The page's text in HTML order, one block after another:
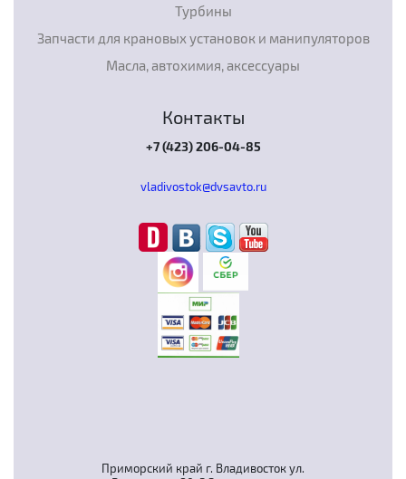
Приморский край г. Владивосток ул.
Турбины
Запчасти для крановых установок и манипуляторов
Масла, автохимия, аксессуары
Контакты
+7 (423) 206-04-85
vladivostok@dvsavto.ru